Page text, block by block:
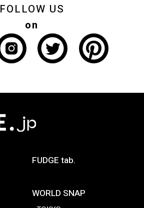
FOLLOW US
on
FUDGE tab.
WORLD SNAP